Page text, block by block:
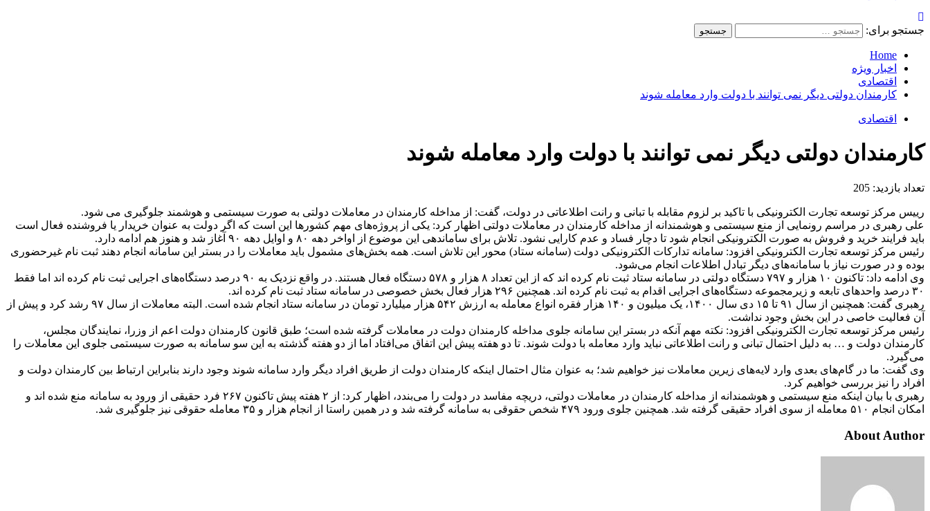
جستجو برای:
Home
اخبار ویژه
اقتصادی
کارمندان دولتی دیگر نمی توانند با دولت وارد معامله شوند
اقتصادی
کارمندان دولتی دیگر نمی توانند با دولت وارد معامله شوند
تعداد بازدید: 205
رییس مرکز توسعه تجارت الکترونیکی با تاکید بر لزوم مقابله با تبانی و رانت اطلاعاتی در دولت، گفت: از مداخله کارمندان در معاملات دولتی به صورت سیستمی و هوشمند جلوگیری می شود.
علی رهبری در مراسم رونمایی از منع سیستمی و هوشمندانه از مداخله کارمندان در معاملات دولتی اظهار کرد: یکی از پروژه‌های مهم کشورها این است که اگر دولت به عنوان خریدار یا فروشنده فعال است
باید فرایند خرید و فروش به صورت الکترونیکی انجام شود تا دچار فساد و عدم کارایی نشود. تلاش برای ساماندهی این موضوع از اواخر دهه ۸۰ و اوایل دهه ۹۰ آغاز شد و هنوز هم ادامه دارد.
رئیس مرکز توسعه تجارت الکترونیکی افزود: سامانه تدارکات الکترونیکی دولت (سامانه ستاد) محور این تلاش است. همه بخش‌های مشمول باید معاملات را در بستر این سامانه انجام دهند ثبت نام غیرحضوری
بوده و در صورت نیاز با سامانه‌های دیگر تبادل اطلاعات انجام می‌شود.
وی ادامه داد: تاکنون ۱۰ هزار و ۷۹۷ دستگاه دولتی در سامانه ستاد ثبت نام کرده اند که از این تعداد ۸ هزار و ۵۷۸ دستگاه فعال هستند. در واقع نزدیک به ۹۰ درصد دستگاه‌های اجرایی ثبت نام کرده اند اما فقط
۳۰ درصد واحدهای تابعه و زیرمجموعه دستگاه‌های اجرایی اقدام به ثبت نام کرده اند. همچنین ۲۹۶ هزار فعال بخش خصوصی در سامانه ستاد ثبت نام کرده اند.
رهبری گفت: همچنین از سال ۹۱ تا ۱۵ دی سال ۱۴۰۰، یک میلیون و ۱۴۰ هزار فقره انواع معامله به ارزش ۵۴۲ هزار میلیارد تومان در سامانه ستاد انجام شده است. البته معاملات از سال ۹۷ رشد کرد و پیش از
آن فعالیت خاصی در این بخش وجود نداشت.
رئیس مرکز توسعه تجارت الکترونیکی افزود: نکته مهم آنکه در بستر این سامانه جلوی مداخله کارمندان دولت در معاملات گرفته شده است؛ طبق قانون کارمندان دولت اعم از وزرا، نمایندگان مجلس،
کارمندان دولت و … به دلیل احتمال تبانی و رانت اطلاعاتی نباید وارد معامله با دولت شوند. تا دو هفته پیش این اتفاق می‌افتاد اما از دو هفته گذشته به این سو سامانه به صورت سیستمی جلوی این معاملات را
می‌گیرد.
وی گفت: ما در گام‌های بعدی وارد لایه‌های زیرین معاملات نیز خواهیم شد؛ به عنوان مثال احتمال اینکه کارمندان دولت از طریق افراد دیگر وارد سامانه شوند وجود دارند بنابراین ارتباط بین کارمندان دولت و
افراد را نیز بررسی خواهیم کرد.
رهبری با بیان اینکه منع سیستمی و هوشمندانه از مداخله کارمندان در معاملات دولتی، دریچه مفاسد در دولت را می‌بندد، اظهار کرد: از ۲ هفته پیش تاکنون ۲۶۷ فرد حقیقی از ورود به سامانه منع شده اند و
امکان انجام ۵۱۰ معامله از سوی افراد حقیقی گرفته شد. همچنین جلوی ورود ۴۷۹ شخص حقوقی به سامانه گرفته شد و در همین راستا از انجام هزار و ۳۵ معامله حقوقی نیز جلوگیری شد.
About Author